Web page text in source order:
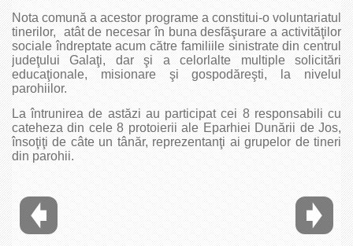
Nota comună a acestor programe a constitui-o voluntariatul
tinerilor, atât de necesar în buna desfăşurare a activităţilor
sociale îndreptate acum către familiile sinistrate din centrul
judeţului Galaţi, dar şi a celorlalte multiple solicitări
educaţionale, misionare şi gospodăreşti, la nivelul
parohiilor.
La întrunirea de astăzi au participat cei 8 responsabili cu
cateheza din cele 8 protoierii ale Eparhiei Dunării de Jos,
însoţiţi de câte un tânăr, reprezentanţi ai grupelor de tineri
din parohii.